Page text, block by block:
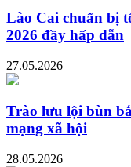
Lào Cai chuẩn bị
2026 đầy hấp dẫn
27.05.2026
Trào lưu lội bùn
mạng xã hội
28.05.2026